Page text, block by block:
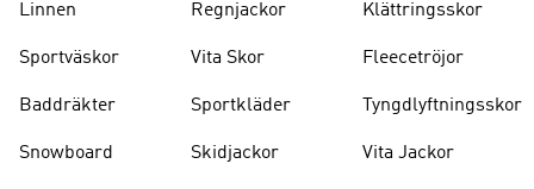
Linnen
Sportväskor
Baddräkter
Snowboard
Regnjackor
Vita Skor
Sportkläder
Skidjackor
Klättringsskor
Fleecetröjor
Tyngdlyftningsskor
Vita Jackor